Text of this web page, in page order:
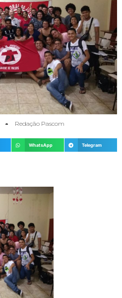
Redação Pascom
WhatsApp Telegram